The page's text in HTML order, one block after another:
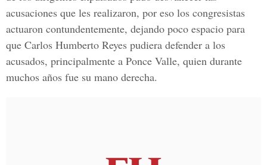
acusaciones que les realizaron, por eso los congresistas
actuaron contundentemente, dejando poco espacio para
que Carlos Humberto Reyes pudiera defender a los
acusados, principalmente a Ponce Valle, quien durante
muchos años fue su mano derecha.